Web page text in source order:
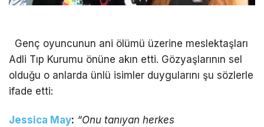
Genç oyuncunun ani ölümü üzerine meslektaşları
Adli Tıp Kurumu önüne akın etti. Gözyaşlarının sel
olduğu o anlarda ünlü isimler duygularını şu sözlerle
ifade etti:
Jessica May: “Onu tanıyan herkes